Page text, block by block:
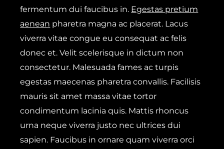
fermentum dui faucibus in. Egestas pretium
aenean pharetra magna ac placerat. Lacus
viverra vitae congue eu consequat ac felis
donec et. Velit scelerisque in dictum non
consectetur. Malesuada fames ac turpis
egestas maecenas pharetra convallis. Facilisis
mauris sit amet massa vitae tortor
condimentum lacinia quis. Mattis rhoncus
urna neque viverra justo nec ultrices dui
sapien. Faucibus in ornare quam viverra orci